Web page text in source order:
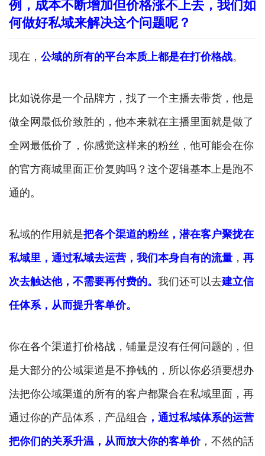
例，成本不断增加但价格涨不上去，我们如
何做好私域来解决这个问题呢？
现在， 公域的所有的平台本质上都是在打价格战。
比如说你是一个品牌方，找了一个主播去带货，他是
做全网最低价致胜的，他本来就在主播里面就是做了
全网最低价了，你感觉这样来的粉丝，他可能会在你
的官方商城里面正价复购吗？这个逻辑基本上是跑不
通的。
私域的作用就是把各个渠道的粉丝，潜在客户聚拢在
私域里，通过私域去运营，我们本身自有的流量 ， 再
次去触达他，不需要再付费的。 我们还可以去建立信
任体系，从而提升客单价。
你在各个渠道打价格战，铺量是沒有任何问题的，但
是大部分的公域渠道是不挣钱的，所以你必須要想办
法把你公域渠道的所有的客户都聚合在私域里面，再
通过你的产品体系，产品组合 ， 通过私域体系的运营
把你们的关系升温，从而放大你的客单价，不然的話